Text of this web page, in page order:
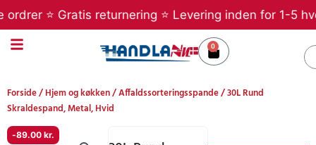
til
indholdet
⭐ Gratis returnering ⭐ Levering inden for 1-5
0
Kurv
Forside/Hjem og køkken/Affaldssorteringsspande/ 30L Rund
Skraldespand, Metal, Hvid
-89.00 kr.